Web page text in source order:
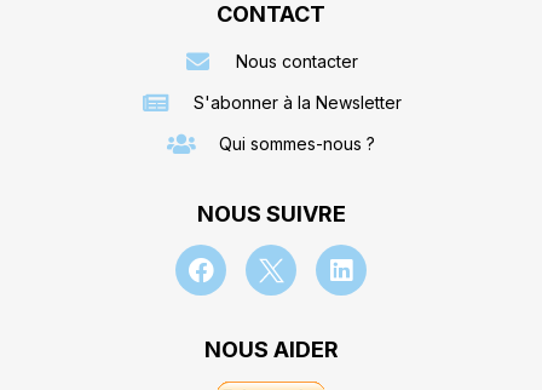
CONTACT
Nous contacter
S'abonner à la Newsletter
Qui sommes-nous ?
NOUS SUIVRE
NOUS AIDER